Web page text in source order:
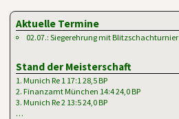
Aktuelle Termine
02.07.: Siegerehrung mit Blitzschachturnier
Stand der Meisterschaft
1. Munich Re 1 17:1 28,5 BP
2. Finanzamt München 14:4 24,0 BP
3. Munich Re 2 13:5 24,0 BP
…